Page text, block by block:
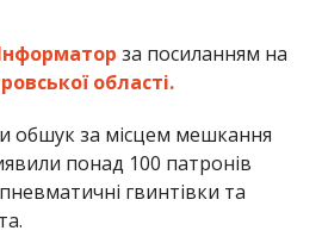
за посиланням на
області.
обшук за місцем мешкання
понад 100 патронів
гвинтівки та